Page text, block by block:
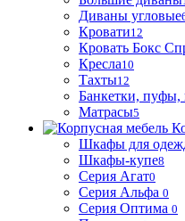
Диваны угловые
Кровати12
Кровать Бокс
Кресла10
Тахты12
Банкетки,
Матрасы5
Шкафы для
Шкафы-купе8
Серия Агат0
Серия Альфа 0
Серия Оптима 0